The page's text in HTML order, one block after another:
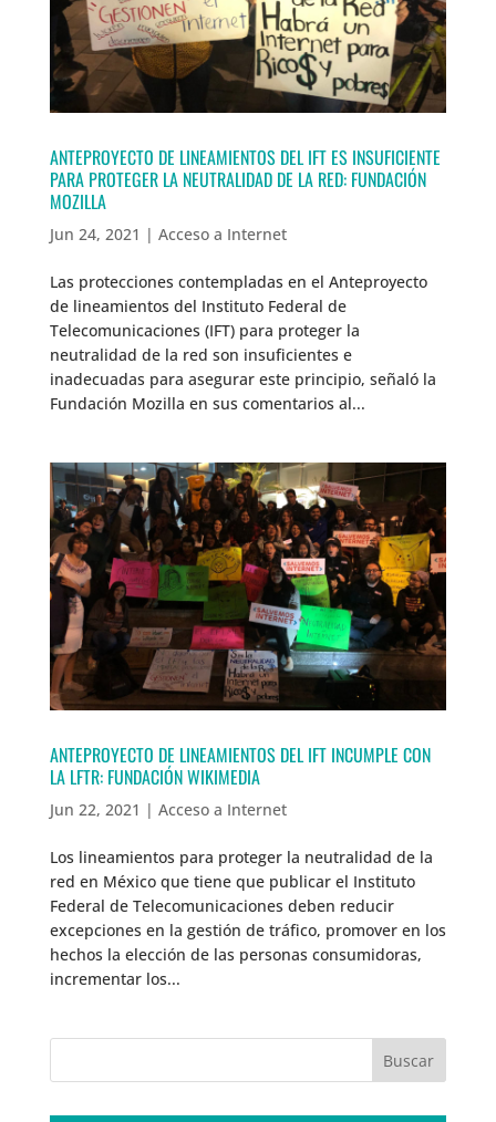
ANTEPROYECTO DE LINEAMIENTOS DEL IFT ES INSUFICIENTE
PARA PROTEGER LA NEUTRALIDAD DE LA RED: FUNDACIÓN
MOZILLA
Jun 24, 2021 | Acceso a Internet
Las protecciones contempladas en el Anteproyecto
de lineamientos del Instituto Federal de
Telecomunicaciones (IFT) para proteger la
neutralidad de la red son insuficientes e
inadecuadas para asegurar este principio, señaló la
Fundación Mozilla en sus comentarios al...
ANTEPROYECTO DE LINEAMIENTOS DEL IFT INCUMPLE CON
LA LFTR: FUNDACIÓN WIKIMEDIA
Jun 22, 2021 | Acceso a Internet
Los lineamientos para proteger la neutralidad de la
red en México que tiene que publicar el Instituto
Federal de Telecomunicaciones deben reducir
excepciones en la gestión de tráfico, promover en los
hechos la elección de las personas consumidoras,
incrementar los...